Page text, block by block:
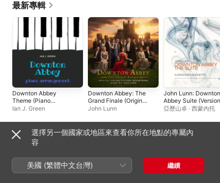
最新專輯
Downton Abbey
Theme (Piano
Arrangement) -
Ian J. Green
Downton Abbey: The
Grand Finale (Original
Motion Picture
John Lunn
John Lunn: Downton
Abbey Suite (Version
for Piano)
亞歷山卓 · 西蒙內托
合輯
選擇另一個國家或地區來查看你所在地點的專屬內
容
美國 (繁體中文台灣) 繼續